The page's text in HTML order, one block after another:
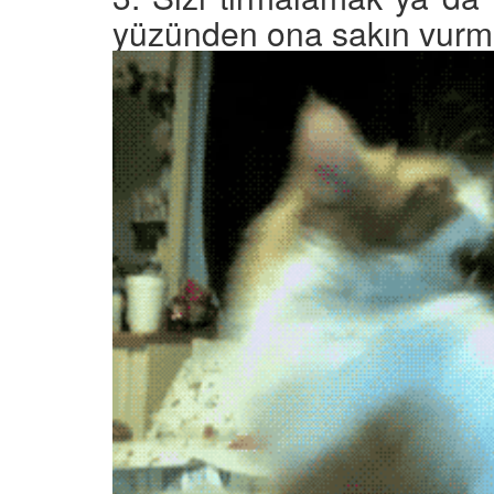
yüzünden ona sakın